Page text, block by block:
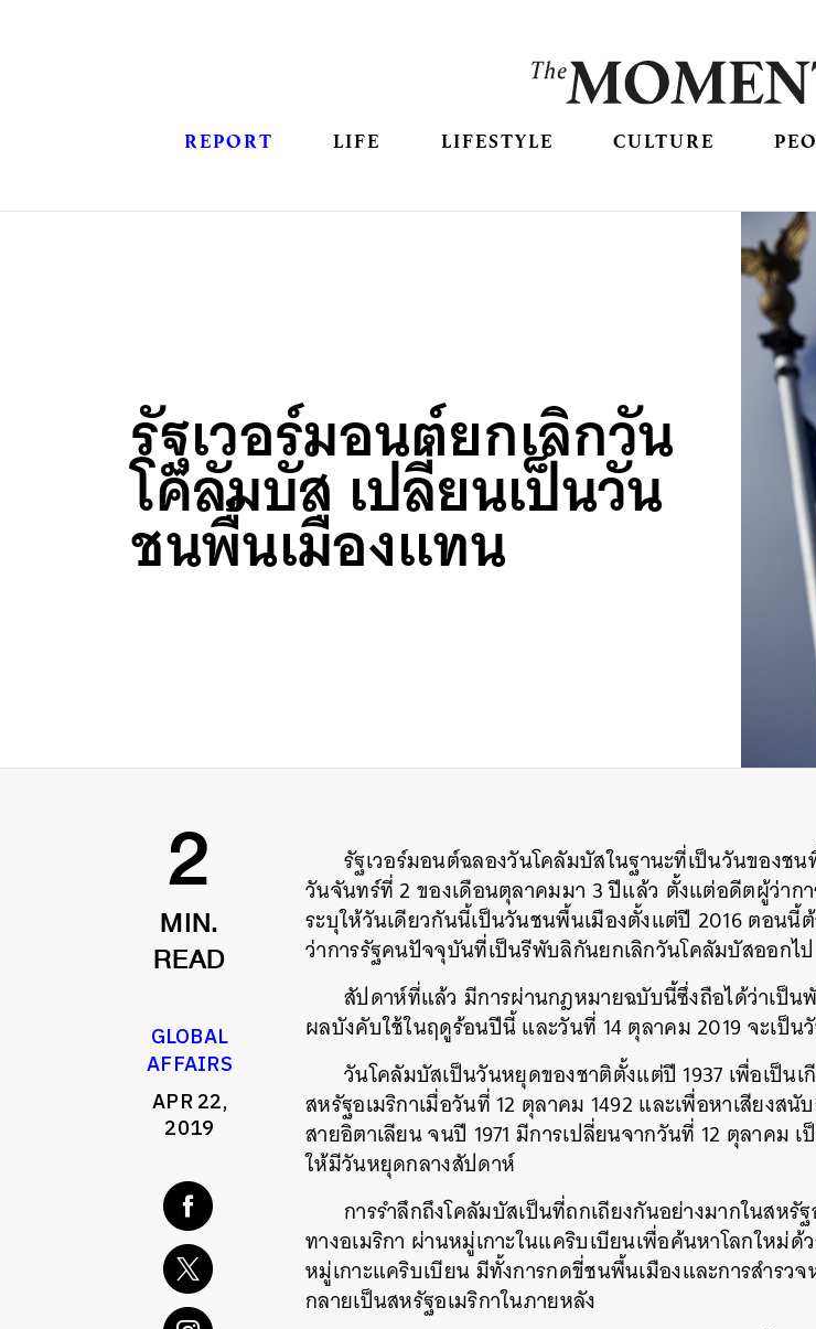
REPORT LIFE LIFESTYLE CULTURE
รัฐเวอร์มอนต์ยกเลิกวัน
โคลัมบัส เปลี่ยนเป็นวัน
ชนพื้นเมืองแทน
2
MIN.
READ
GLOBAL
AFFAIRS
APR 22,
2019
รัฐเวอร์มอนต์ฉลองวันโคลัมบัสในฐานะที่เป็นวันของช
วันจันทร์ที่ 2 ของเดือนตุลาคมมา 3 ปีแล้ว ตั้งแต่อดีตผู้ว่าก
ระบุให้วันเดียวกันนี้เป็นวันชนพื้นเมืองตั้งแต่ปี 2016 ตอน
ว่าการรัฐคนปัจจุบันที่เป็นรีพับลิกันยกเลิกวันโคลัมบัสออกไ
สัปดาห์ที่แล้ว มีการผ่านกฎหมายฉบับนี้ซึ่งถือได้ว่าเป็
ผลบังคับใช้ในฤดูร้อนปีนี้ และวันที่ 14 ตุลาคม 2019 จะเป็น
วันโคลัมบัสเป็นวันหยุดของชาติตั้งแต่ปี 1937 เพื่อเป็น
สหรัฐอเมริกาเมื่อวันที่ 12 ตุลาคม 1492 และเพื่อหาเสียงส
สายอิตาเลียน จนปี 1971 มีการเปลี่ยนจากวันที่ 12 ตุลาคม
ให้มีวันหยุดกลางสัปดาห์
การรำลึกถึงโคลัมบัสเป็นที่ถกเถียงกันอย่างมากในสหรั
ทางอเมริกา ผ่านหมู่เกาะในแคริบเบียนเพื่อค้นหาโลกใหม่
หมู่เกาะแคริบเบียน มีทั้งการกดขี่ชนพื้นเมืองและการสำรว
กลายเป็นสหรัฐอเมริกาในภายหลัง